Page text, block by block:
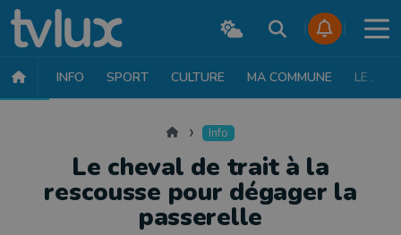
INFO SPORT CULTURE MA COMMUNE LE JT
Accueil Info
Le cheval de trait à la
rescousse pour dégager la
passerelle